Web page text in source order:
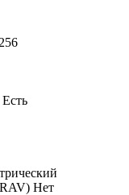
Есть
Нет